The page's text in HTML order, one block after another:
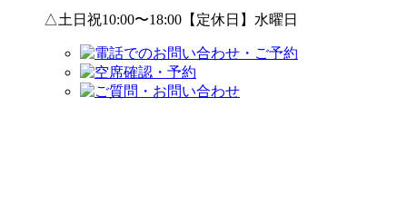
△土日祝10:00〜18:00【定休日】水曜日